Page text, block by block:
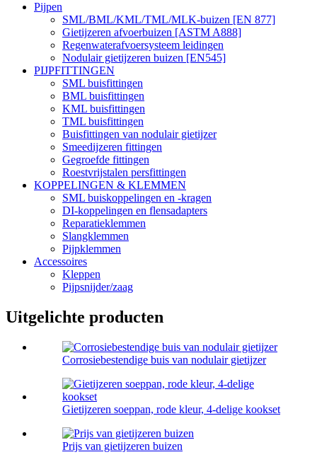
Pijpen
SML/BML/KML/TML/MLK-buizen [EN 877]
Gietijzeren afvoerbuizen [ASTM A888]
Regenwaterafvoersysteem leidingen
Nodulair gietijzeren buizen [EN545]
PIJPFITTINGEN
SML buisfittingen
BML buisfittingen
KML buisfittingen
TML buisfittingen
Buisfittingen van nodulair gietijzer
Smeedijzeren fittingen
Gegroefde fittingen
Roestvrijstalen persfittingen
KOPPELINGEN & KLEMMEN
SML buiskoppelingen en -kragen
DI-koppelingen en flensadapters
Reparatieklemmen
Slangklemmen
Pijpklemmen
Accessoires
Kleppen
Pijpsnijder/zaag
Uitgelichte producten
Corrosiebestendige buis van nodulair gietijzer
Gietijzeren soeppan, rode kleur, 4-delige kookset
Prijs van gietijzeren buizen